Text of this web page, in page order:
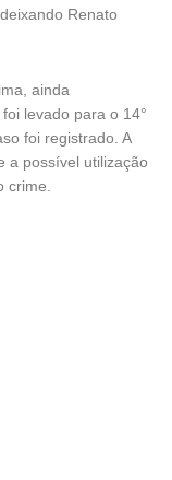
Renato
ainda
levado para o 14°
foi registrado. A
a possível utilização
crime.